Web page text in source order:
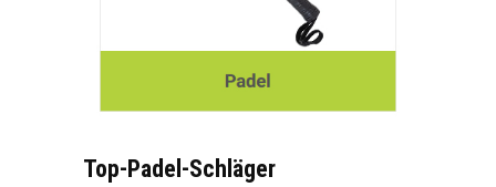
Top-Padel-Schläger